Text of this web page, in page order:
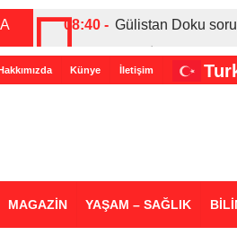
08:40 - Gülistan Doku
00:27 - ABD-İran gerilimi
00:35 - Bir sigara
Künye İletişim
MAGAZİN YAŞAM – SAĞLIK